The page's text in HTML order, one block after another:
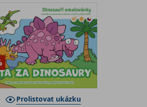
Prolistovat ukázku